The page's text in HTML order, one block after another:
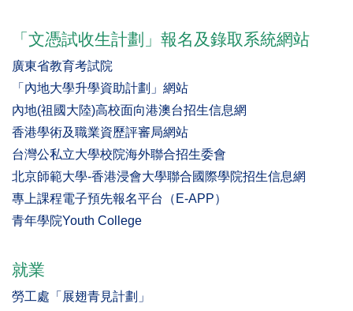
「文憑試收生計劃」報名及錄取系統網站
廣東省教育考試院
「內地大學升學資助計劃」網站
內地(祖國大陸)高校面向港澳台招生信息網
香港學術及職業資歷評審局網站
台灣公私立大學校院海外聯合招生委會
北京師範大學-香港浸會大學聯合國際學院招生信息網
專上課程電子預先報名平台（E-APP）
青年學院Youth College
就業
勞工處「展翅青見計劃」